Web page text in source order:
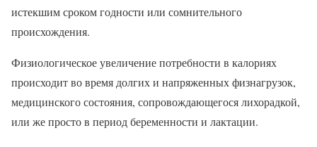
истекшим сроком годности или сомнительного
происхождения.
Физиологическое увеличение потребности в калориях
происходит во время долгих и напряженных физнагрузок,
медицинского состояния, сопровождающегося лихорадкой,
или же просто в период беременности и лактации.